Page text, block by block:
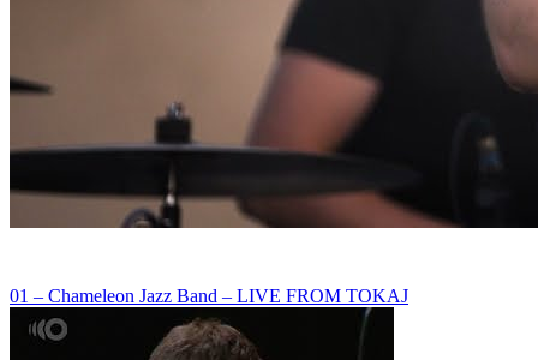
01 – Chameleon Jazz Band – LIVE FROM TOKAJ